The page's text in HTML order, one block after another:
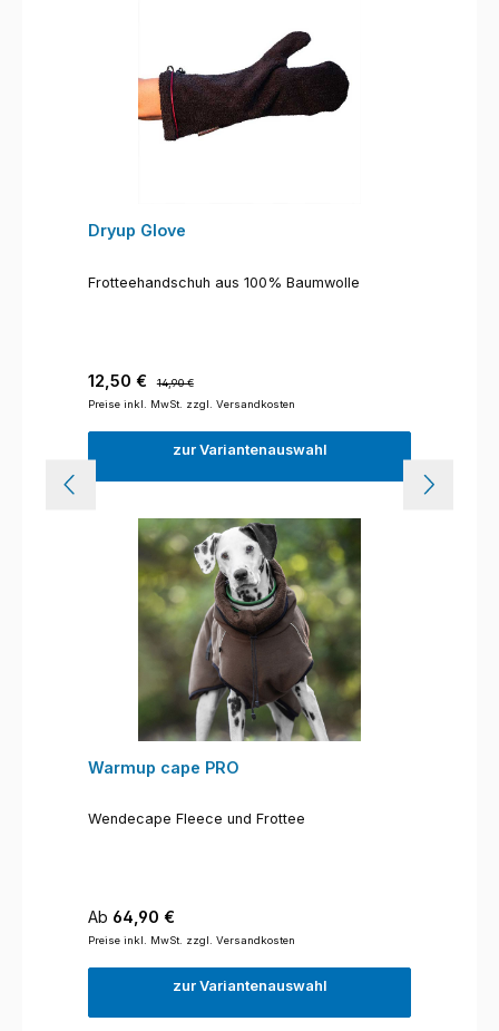
Dryup Glove
Frotteehandschuh aus 100% Baumwolle
Verkaufspreis:
12,50 €
14,90 €
Preise inkl. MwSt. zzgl. Versandkosten
zur Variantenauswahl
Warmup cape PRO
Wendecape Fleece und Frottee
Regulärer Preis:
Ab 64,90 €
Preise inkl. MwSt. zzgl. Versandkosten
zur Variantenauswahl